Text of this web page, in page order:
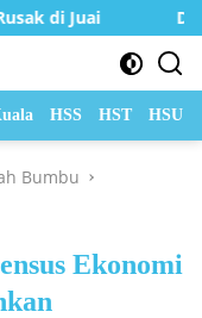
Juai DPRD
HSS HST HSU
Bumbu
Ekonomi